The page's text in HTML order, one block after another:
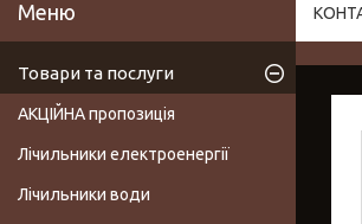
Товари та послуги
АКЦІЙНА пропозиція
Лічильники електроенергії
Лічильники води